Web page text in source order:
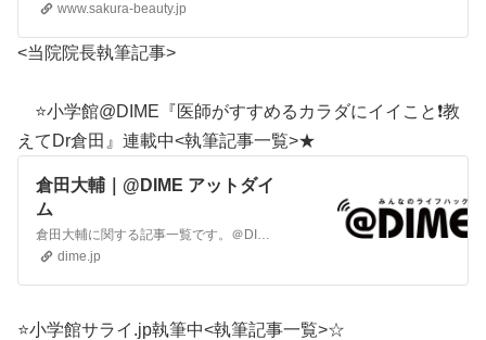
www.sakura-beauty.jp
<当院院長執筆記事>
⭐️小学館@DIME『医師がすすめるカラダにイイこと❗️教
えてDr倉田』連載中<執筆記事一覧>★
倉田大輔｜@DIME アットダイ
ム
倉田大輔に関する記事一覧です。＠DIMEは最新の家電、スマホ、クレジットカード、クルマ、日用品などのトレンド、すぐに使えるライフハックが満載！
dime.jp
⭐️小学館サライ.jp執筆中<執筆記事一覧>☆